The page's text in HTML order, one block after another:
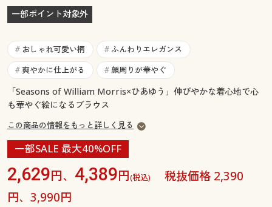
お気に入り
サポート
ご利用ガイド
よくある質問とお問い合わせ
サポート
よくある質問とお問い合わせ
一部ポイント対象外
# おしゃれ可愛い柄 # ふんわりエレガンス
# 爽やかに仕上がる # 顔周りが華やぐ
「Seasons of William Morris×ひあゆう」伸びやかな着心地で心
も華やぐ絵になるブラウス
この商品の情報をもっと詳しく見る
一部SALE 最大40%OFF
2,629円、 4,389円(税込)
税抜価格 2,390
円、3,990円